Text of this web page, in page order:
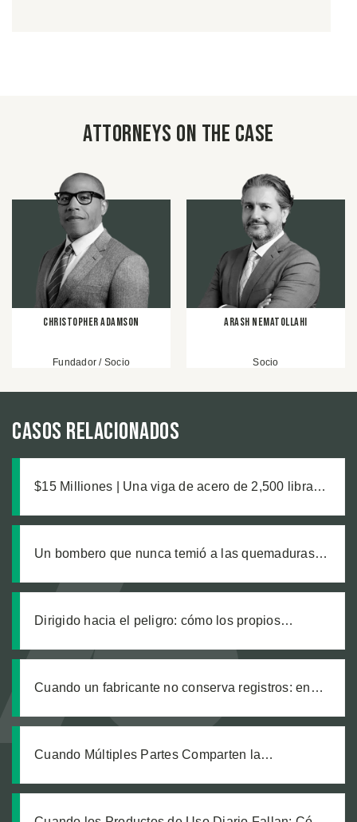
Attorneys on the case
Christopher Adamson
Fundador / Socio
Arash Nematollahi
Socio
Casos relacionados
$15 Milliones | Una viga de acero de 2,500 libras,
que nadie anticipó
Un bombero que nunca temió a las quemaduras,
Dirigido hacia el peligro: cómo los propios
a nuestro cliente a una zanja sin señalizar
Cuando un fabricante no conserva registros: en
laboral que dejó legalmente ciego a nuestro
Cuando Múltiples Partes Comparten la
los Demandados en un Caso de Falla de Equipo